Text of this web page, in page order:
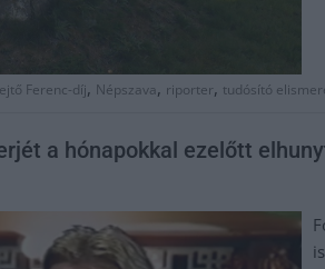
Ferenc-díj, Népszava, riporter, tudósító
a hónapokkal ezelőtt